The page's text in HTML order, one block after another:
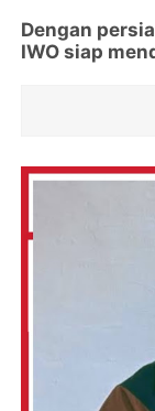
Dengan
IWO siap